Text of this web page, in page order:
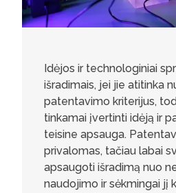
Idėjos ir technologiniai
išradimais, jei jie atitinka
patentavimo kriterijus,
tinkamai įvertinti idėją ir
teisine apsauga.
privalomas, tačiau labai
apsaugoti išradimą nuo
naudojimo ir sėkmingai jį